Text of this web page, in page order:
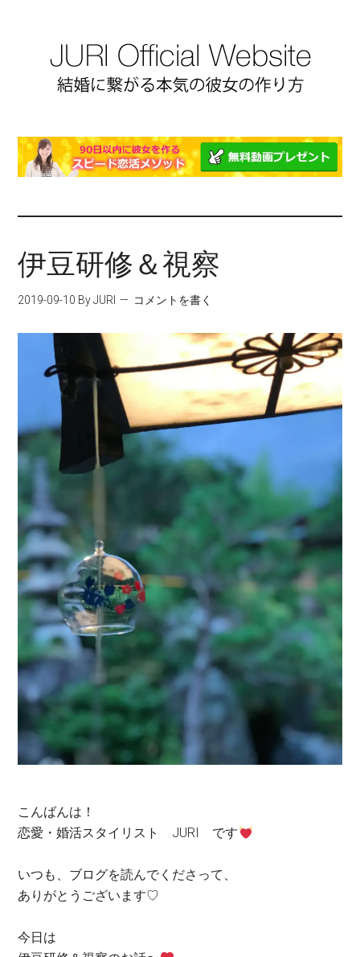
伊豆研修＆視察
2019-09-10 By JURI コメントを書く
こんばんは！
恋愛・婚活スタイリスト JURI です
いつも、ブログを読んでくださって、
ありがとうございます♡
今日は